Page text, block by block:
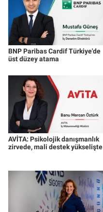
BNP Paribas Cardif Türkiye'de
üst düzey atama
AVİTA: Psikolojik danışmanlık
zirvede, mali destek yükselişte